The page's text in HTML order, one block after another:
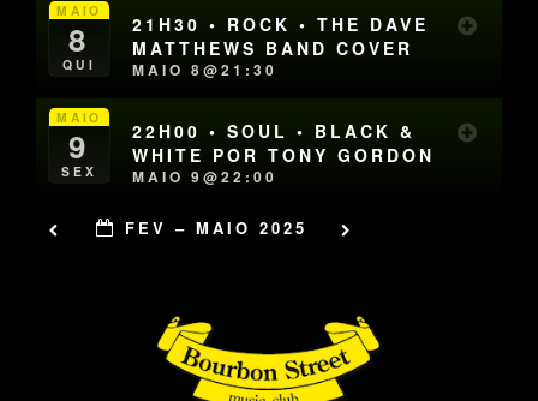
MAIO
8
QUI
21H30 • ROCK • THE DAVE
MATTHEWS BAND COVER
MAIO 8@21:30
MAIO
9
SEX
22H00 • SOUL • BLACK &
WHITE POR TONY GORDON
MAIO 9@22:00
FEV – MAIO 2025